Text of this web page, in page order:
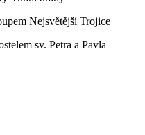
Nejsvětější Trojice
sv. Petra a Pavla